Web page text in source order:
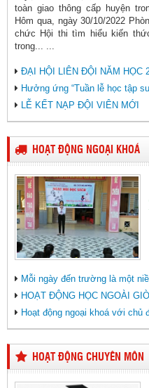
toàn giao thông cấp huyện
Hôm qua, ngày 30/10/2022
chức Hội thi tìm hiểu kiến
trong... ...
ĐẠI HỘI LIÊN ĐỘI NĂM HỌC
Hưởng ứng “Tuần lễ học tập
LỄ KẾT NẠP ĐỘI VIÊN MỚI
HOẠT ĐỘNG NGOẠI KHOÁ
Mỗi ngày đến trường là một
HOẠT ĐỘNG HỌC NGOÀI
Hoạt động ngoại khoá với chủ
HOẠT ĐỘNG CHUYÊN MÔN